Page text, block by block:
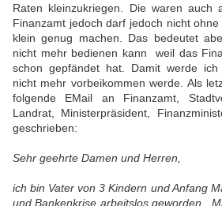
Raten kleinzukriegen. Die waren auch
Finanzamt jedoch darf jedoch nicht
klein genug machen. Das bedeutet
nicht mehr bedienen kann weil das
schon gepfändet hat. Damit werde
nicht mehr vorbeikommen werde. Als
folgende EMail an Finanzamt,
Landrat, Ministerpräsident,
geschrieben:
Sehr geehrte Damen und Herren,
ich bin Vater von 3 Kindern und Anfang
und Bankenkrise arbeitslos geworden.